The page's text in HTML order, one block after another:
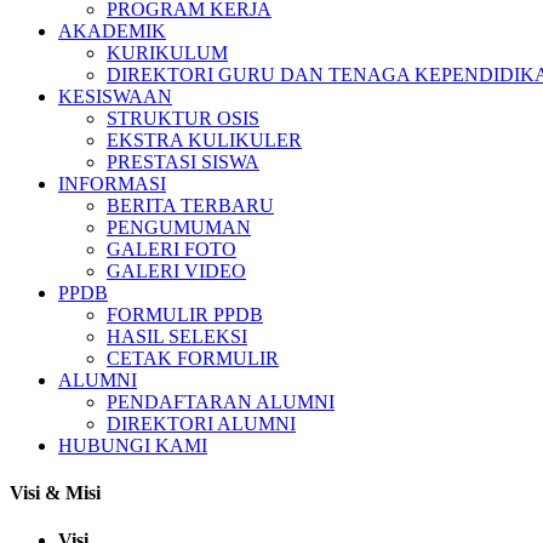
PROGRAM KERJA
AKADEMIK
KURIKULUM
DIREKTORI GURU DAN TENAGA
KESISWAAN
STRUKTUR OSIS
EKSTRA KULIKULER
PRESTASI SISWA
INFORMASI
BERITA TERBARU
PENGUMUMAN
GALERI FOTO
GALERI VIDEO
PPDB
FORMULIR PPDB
HASIL SELEKSI
CETAK FORMULIR
ALUMNI
PENDAFTARAN ALUMNI
DIREKTORI ALUMNI
HUBUNGI KAMI
Visi & Misi